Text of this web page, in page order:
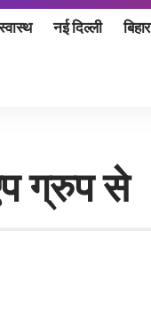
नई दिल्ली बिहार
ग्रुप से